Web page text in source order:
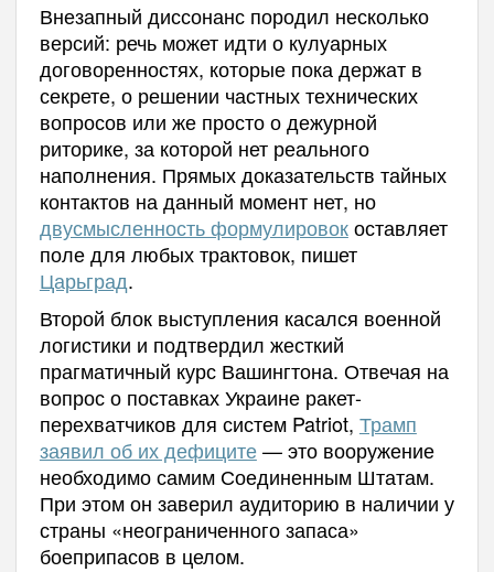
Внезапный диссонанс породил несколько
версий: речь может идти о кулуарных
договоренностях, которые пока держат в
секрете, о решении частных технических
вопросов или же просто о дежурной
риторике, за которой нет реального
наполнения. Прямых доказательств тайных
контактов на данный момент нет, но
двусмысленность формулировокоставляет
поле для любых трактовок, пишет
Царьград.
Второй блок выступления касался военной
логистики и подтвердил жесткий
прагматичный курс Вашингтона. Отвечая на
вопрос о поставках Украине ракет-
перехватчиков для систем Patriot, Трамп
заявил об их дефиците— это вооружение
необходимо самим Соединенным Штатам.
При этом он заверил аудиторию в наличии у
страны «неограниченного запаса»
боеприпасов в целом.